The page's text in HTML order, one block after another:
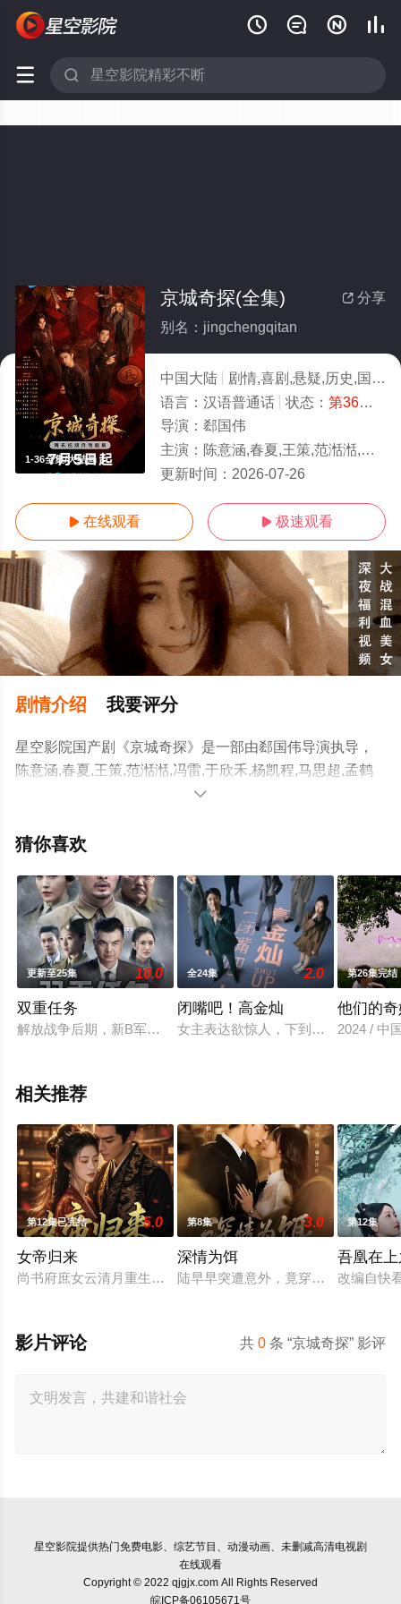
   
 
1-36全集/大结局
 分享
京城奇探(全集)
别名：jingchengqitan
中国大陆 剧情,喜剧,悬疑,历史,国产
语言： 汉语普通话 状态： 第36集已完结
导演： 郄国伟
主演： 陈意涵,春夏,王策,范湉湉,冯雷,于欣禾,杨凯程,马思超,孟鹤堂,翟子路,周九良,小爱
更新时间： 2026-07-26
 在线观看  极速观看
剧情介绍 我要评分
星空影院国产剧《京城奇探》是一部由郄国伟导演执导，
陈意涵,春夏,王策,范湉湉,冯雷,于欣禾,杨凯程,马思超,孟鹤
堂,翟子路,周九良,小爱等明星演员精彩演绎的中国大陆电视
无删减完整版电视剧全集就上星空电影网，更多相关信息

猜你喜欢
更新至25集 10.0
双重任务
解放战争后期，新B军司令沙秉章被调驻守丰城，而国民党保密
全24集 2.0
闭嘴吧！高金灿
女主表达欲惊人，下到同事上至老板
第26集完结
他们的
2024 / 中
相关推荐
第12集已完结 5.0
女帝归来
尚书府庶女云清月重生归来，手撕媂姐媂母洗刷前世屈辱，结
第8集 3.0
深情为饵
陆早早突遭意外，竟穿越成民国少
第12集
吾凰在
改编自快
共0 条 “京城奇探” 影评
影片评论
星空影院提供热门免费电影、综艺节目、动漫动画、未删减高清电视剧
在线观看
Copyright © 2022 qjgjx.com All Rights Reserved
皖ICP备06105671号